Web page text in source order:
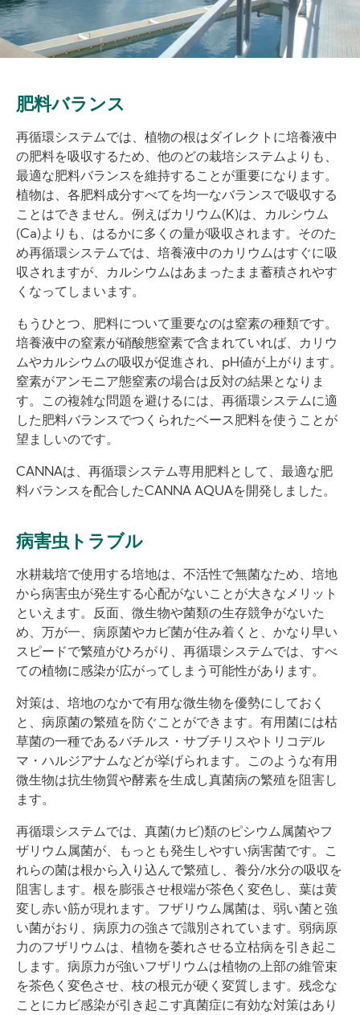
肥料バランス
再循環システムでは、植物の根はダイレクトに培養液中
の肥料を吸収するため、他のどの栽培システムよりも、
最適な肥料バランスを維持することが重要になります。
植物は、各肥料成分すべてを均一なバランスで吸収する
ことはできません。例えばカリウム(K)は、カルシウム
(Ca)よりも、はるかに多くの量が吸収されます。そのた
め再循環システムでは、培養液中のカリウムはすぐに吸
収されますが、カルシウムはあまったまま蓄積されやす
くなってしまいます。
もうひとつ、肥料について重要なのは窒素の種類です。
培養液中の窒素が硝酸態窒素で含まれていれば、カリウ
ムやカルシウムの吸収が促進され、pH値が上がります。
窒素がアンモニア態窒素の場合は反対の結果となりま
す。この複雑な問題を避けるには、再循環システムに適
した肥料バランスでつくられたベース肥料を使うことが
望ましいのです。
CANNAは、再循環システム専用肥料として、最適な肥
料バランスを配合したCANNA AQUAを開発しました。
病害虫トラブル
水耕栽培で使用する培地は、不活性で無菌なため、培地
から病害虫が発生する心配がないことが大きなメリット
といえます。反面、微生物や菌類の生存競争がないた
め、万が一、病原菌やカビ菌が住み着くと、かなり早い
スピードで繁殖がひろがり、再循環システムでは、すべ
ての植物に感染が広がってしまう可能性があります。
対策は、培地のなかで有用な微生物を優勢にしておく
と、病原菌の繁殖を防ぐことができます。有用菌には枯
草菌の一種であるバチルス・サブチリスやトリコデル
マ・ハルジアナムなどが挙げられます。このような有用
微生物は抗生物質や酵素を生成し真菌病の繁殖を阻害し
ます。
再循環システムでは、真菌(カビ)類のピシウム属菌やフ
ザリウム属菌が、もっとも発生しやすい病害菌です。こ
れらの菌は根から入り込んで繁殖し、養分/水分の吸収を
阻害します。根を膨張させ根端が茶色く変色し、葉は黄
変し赤い筋が現れます。フザリウム属菌は、弱い菌と強
い菌がおり、病原力の強さで識別されています。弱病原
力のフザリウムは、植物を萎れさせる立枯病を引き起こ
します。病原力が強いフザリウムは植物の上部の維管束
を茶色く変色させ、枝の根元が硬く変質します。残念な
ことにカビ感染が引き起こす真菌症に有効な対策はあり